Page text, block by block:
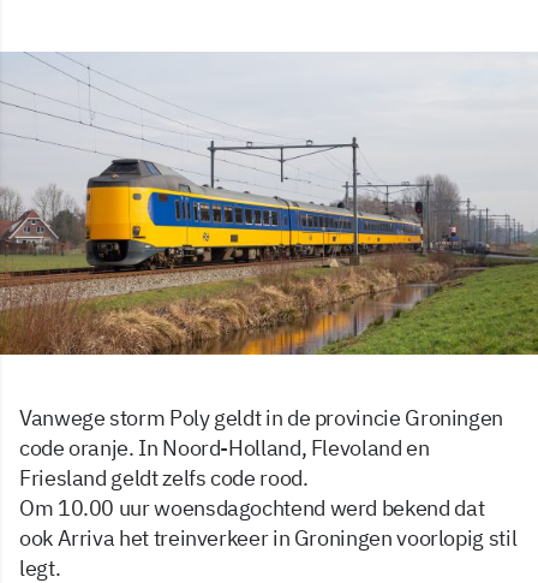
Vanwege storm Poly geldt in de provincie Groningen
code oranje. In Noord-Holland, Flevoland en
Friesland geldt zelfs code rood.
Om 10.00 uur woensdagochtend werd bekend dat
ook Arriva het treinverkeer in Groningen voorlopig stil
legt.